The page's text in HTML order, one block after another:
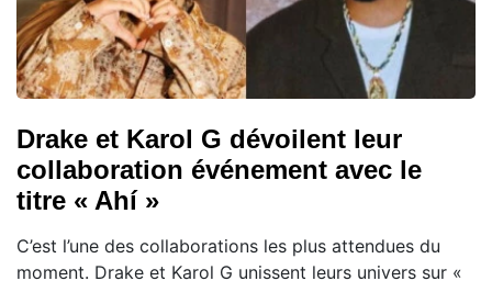
Drake et Karol G dévoilent leur
collaboration événement avec le
titre « Ahí »
C’est l’une des collaborations les plus attendues du
moment. Drake et Karol G unissent leurs univers sur «